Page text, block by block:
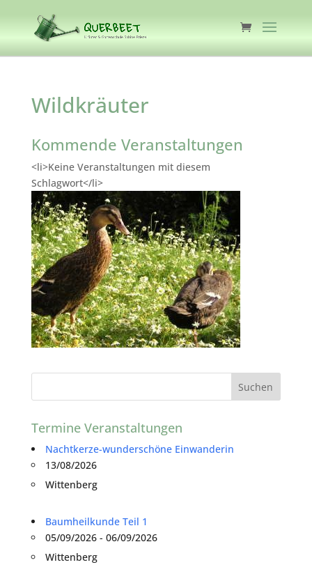
Wildkräuter
Kommende Veranstaltungen
<li>Keine Veranstaltungen mit diesem
Schlagwort</li>
Termine Veranstaltungen
Nachtkerze-wunderschöne Einwanderin
13/08/2026
Wittenberg
Baumheilkunde Teil 1
05/09/2026 - 06/09/2026
Wittenberg